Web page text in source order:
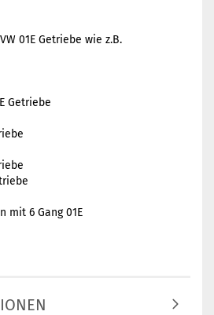
01E Getriebe wie z.B.
Getriebe
mit 6 Gang 01E